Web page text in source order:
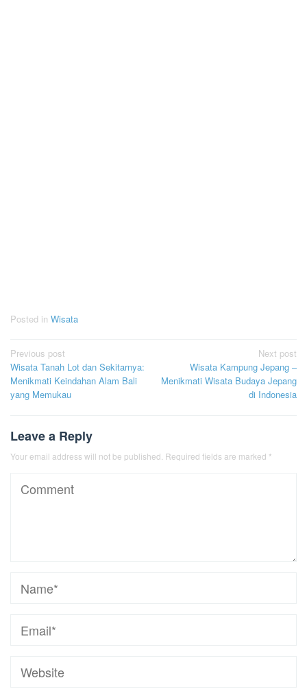
Posted in Wisata
Post
navigation
Previous post
Wisata Tanah Lot dan Sekitarnya:
Menikmati Keindahan Alam Bali
yang Memukau
Next post
Wisata Kampung Jepang –
Menikmati Wisata Budaya Jepang
di Indonesia
Leave a Reply
Your email address will not be published. Required fields are marked *